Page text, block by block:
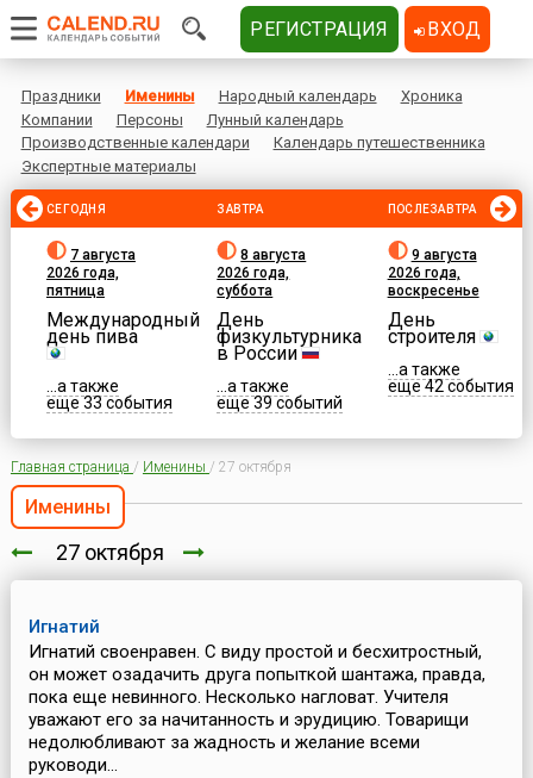
Праздники Именины Народный календарь
Хроника
Компании
Персоны
Лунный календарь
Производственные календари
Календарь путешественника
Экспертные материалы
СЕГОДНЯ
7 августа
2026 года,
пятница
Международный
день пива
...а также
еще 33 события
ЗАВТРА
8 августа
2026 года,
суббота
День
физкультурника
в России
...а также
еще 39 событий
ПОСЛЕЗАВТРА
9 августа
2026 года,
воскресенье
День
строителя
...а также
еще 42 события
Главная страница / Именины / 27 октября
Именины
27 октября
Игнатий
Игнатий своенравен. С виду простой и бесхитростный,
он может озадачить друга попыткой шантажа, правда,
пока еще невинного. Несколько нагловат. Учителя
уважают его за начитанность и эрудицию. Товарищи
недолюбливают за жадность и желание всеми
руководи...
РЕГИСТРАЦИЯ ВХОД